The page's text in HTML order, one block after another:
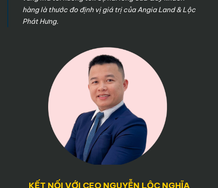
hàng là thước đo định vị giá trị của Angia Land & Lộc
Phát Hưng.
KẾT NỐI VỚI CEO NGUYỄN LỘC NGHĨA